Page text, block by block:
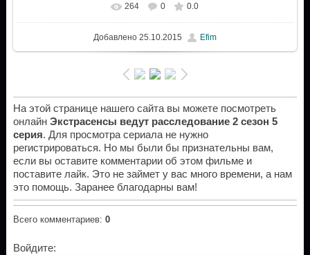
264 0 0.0
Добавлено25.10.2015 Efim
На этой странице нашего сайта вы можете посмотреть
онлайн Экстрасенсы ведут расследование 2 сезон 5
серия. Для просмотра сериала не нужно
регистрироваться. Но мы были бы признательны вам,
если вы оставите комментарии об этом фильме и
поставите лайк. Это не займет у вас много времени, а нам
это помощь. Заранее благодарны вам!
Всего комментариев: 0
Войдите: